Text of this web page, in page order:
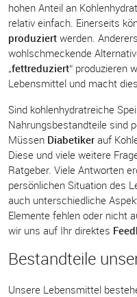
hohen Anteil an
relativ einfach. Einerseits
produziert werden.
wohlschmeckende
„fettreduziert“ produzieren
Lebensmittel und macht
Sind kohlenhydratreiche
Nahrungsbestandteile sind
Müssen Diabetiker auf
Diese und viele weitere
Ratgeber. Viele Antworten
persönlichen Situation des
auch unterschiedliche
Elemente fehlen oder nicht
wir uns auf Ihr direktes
Bestandteile
Unsere Lebensmittel